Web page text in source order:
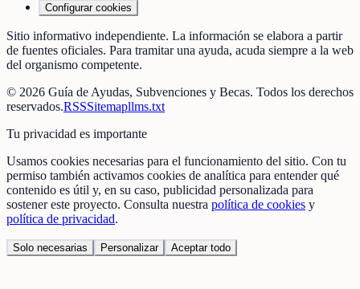
Configurar cookies
Sitio informativo independiente. La información se elabora a partir
de fuentes oficiales. Para tramitar una ayuda, acuda siempre a la web
del organismo competente.
© 2026 Guía de Ayudas, Subvenciones y Becas. Todos los derechos
reservados.RSSSitemapllms.txt
Tu privacidad es importante
Usamos cookies necesarias para el funcionamiento del sitio. Con tu
permiso también activamos cookies de analítica para entender qué
contenido es útil y, en su caso, publicidad personalizada para
sostener este proyecto. Consulta nuestra política de cookies y
política de privacidad.
Solo necesarias Personalizar Aceptar todo